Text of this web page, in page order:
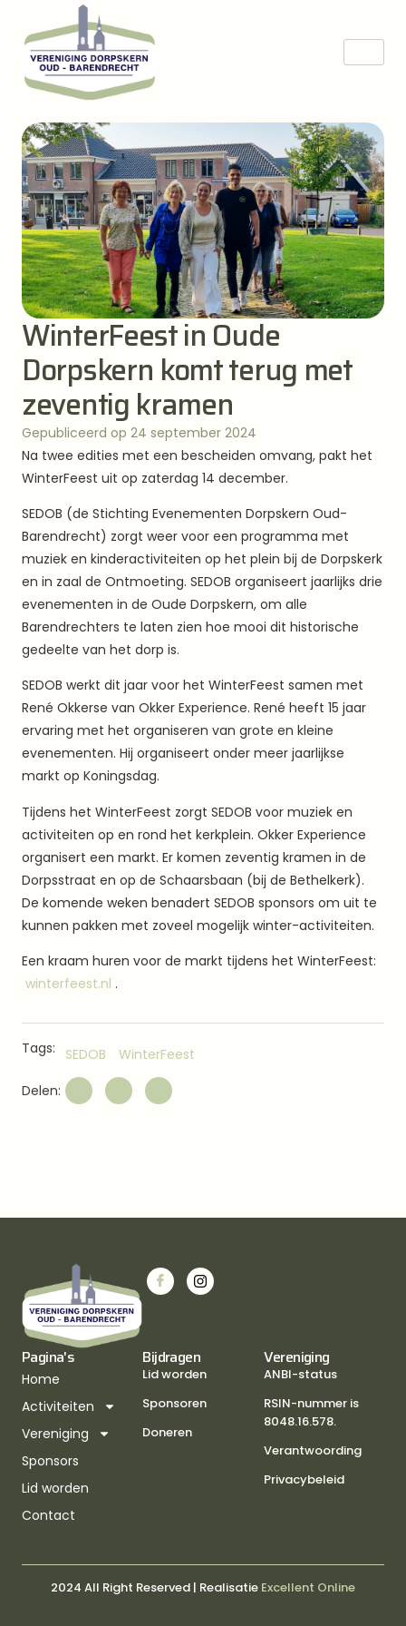
WinterFeest in Oude
Dorpskern komt terug met
zeventig kramen
Gepubliceerd op 24 september 2024
Na twee edities met een bescheiden omvang, pakt het
WinterFeest uit op zaterdag 14 december.
SEDOB (de Stichting Evenementen Dorpskern Oud-
Barendrecht) zorgt weer voor een programma met
muziek en kinderactiviteiten op het plein bij de Dorpskerk
en in zaal de Ontmoeting. SEDOB organiseert jaarlijks drie
evenementen in de Oude Dorpskern, om alle
Barendrechters te laten zien hoe mooi dit historische
gedeelte van het dorp is.
SEDOB werkt dit jaar voor het WinterFeest samen met
René Okkerse van Okker Experience. René heeft 15 jaar
ervaring met het organiseren van grote en kleine
evenementen. Hij organiseert onder meer jaarlijkse
markt op Koningsdag.
Tijdens het WinterFeest zorgt SEDOB voor muziek en
activiteiten op en rond het kerkplein. Okker Experience
organisert een markt. Er komen zeventig kramen in de
Dorpsstraat en op de Schaarsbaan (bij de Bethelkerk).
De komende weken benadert SEDOB sponsors om uit te
kunnen pakken met zoveel mogelijk winter-activiteiten.
Een kraam huren voor de markt tijdens het WinterFeest:
winterfeest.nl .
Tags: SEDOB WinterFeest
Delen:
Bijdragen
Lid worden
Sponsoren
Doneren
Vereniging
ANBI-status
RSIN-nummer is
8048.16.578.
Verantwoording
Privacybeleid
Pagina's
Home
Activiteiten
Vereniging
Sponsors
Lid worden
Contact
2024 All Right Reserved | Realisatie Excellent Online